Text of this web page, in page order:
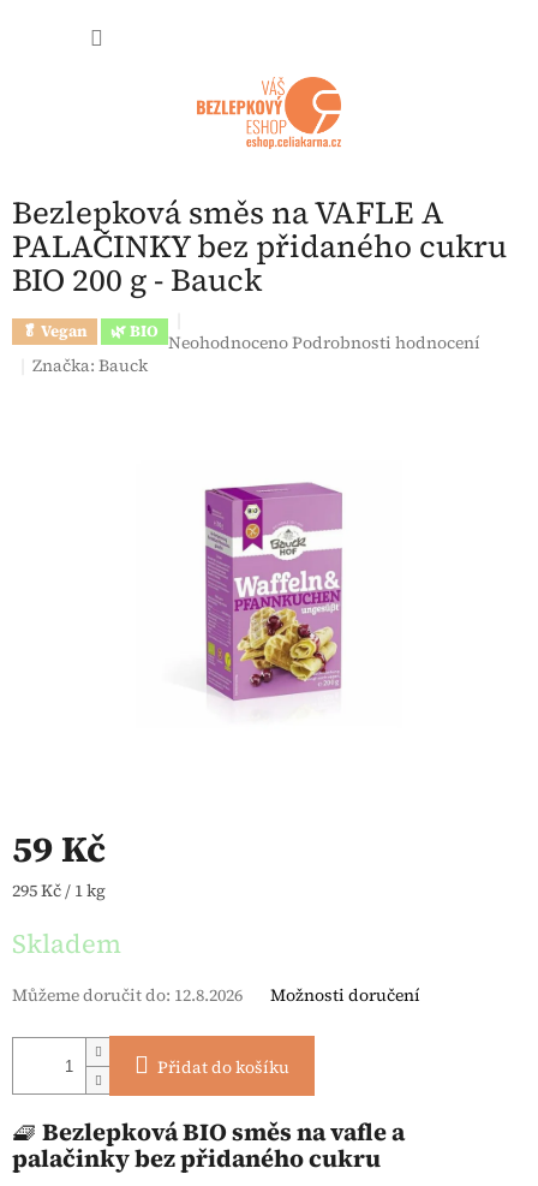
Bezlepková směs na VAFLE A
PALAČINKY bez přidaného cukru
BIO 200 g - Bauck
🥬 Vegan 🌿 BIO Průměrné hodnocení produktu je 0,0 z 5
NeohodnocenoPodrobnosti hodnocení
Značka:Bauck
59 Kč
Měrná cena:
295 Kč / 1 kg
Skladem
Můžeme doručit do: 12.8.2026 Možnosti doručení
Přidat do košíku
🧇 Bezlepková BIO směs na vafle a
palačinky bez přidaného cukru